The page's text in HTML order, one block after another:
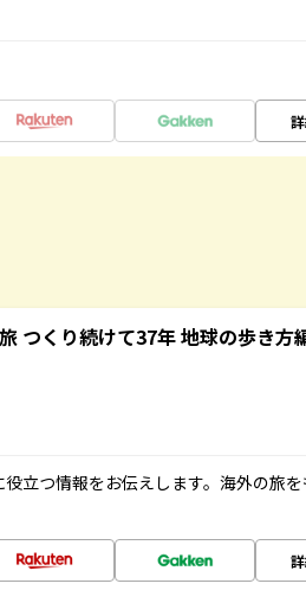
つくり続けて37年 地球の歩き方
立つ情報をお伝えします。海外の旅